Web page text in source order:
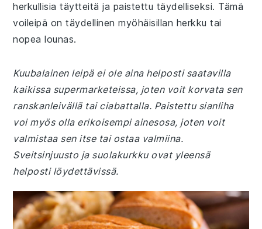
herkullisia täytteitä ja paistettu täydelliseksi. Tämä
voileipä on täydellinen myöhäisillan herkku tai
nopea lounas.
Kuubalainen leipä ei ole aina helposti saatavilla
kaikissa supermarketeissa, joten voit korvata sen
ranskanleivällä tai ciabattalla. Paistettu sianliha
voi myös olla erikoisempi ainesosa, joten voit
valmistaa sen itse tai ostaa valmiina.
Sveitsinjuusto ja suolakurkku ovat yleensä
helposti löydettävissä.